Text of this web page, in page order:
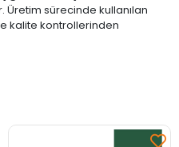
sürecinde kullanılan
kalite kontrollerinden